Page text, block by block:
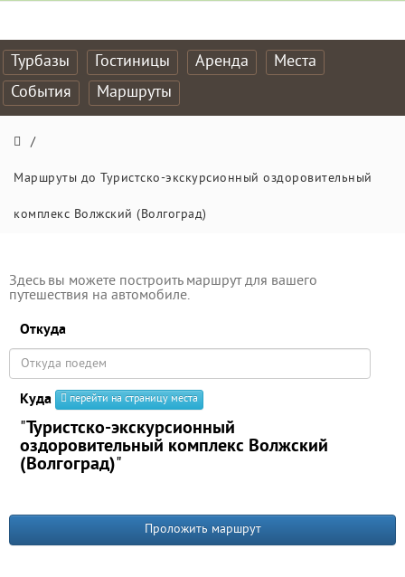
Турбазы Гостиницы Аренда
Места
События
Маршруты
/
Маршруты до Туристско-экскурсионный оздоровительный
комплекс Волжский (Волгоград)
Здесь вы можете построить маршрут для вашего
путешествия на автомобиле.
Откуда
Куда перейти на страницу места
"Туристско-экскурсионный
оздоровительный комплекс Волжский
(Волгоград)"
Проложить маршрут